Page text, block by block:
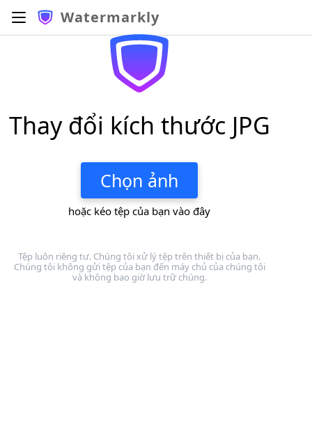
Watermarkly
Thay đổi kích thước JPG
Chọn ảnh
hoặc kéo tệp của bạn vào đây
Tệp luôn riêng tư. Chúng tôi xử lý tệp trên thiết bị của bạn.
Chúng tôi không gửi tệp của bạn đến máy chủ của chúng tôi
và không bao giờ lưu trữ chúng.